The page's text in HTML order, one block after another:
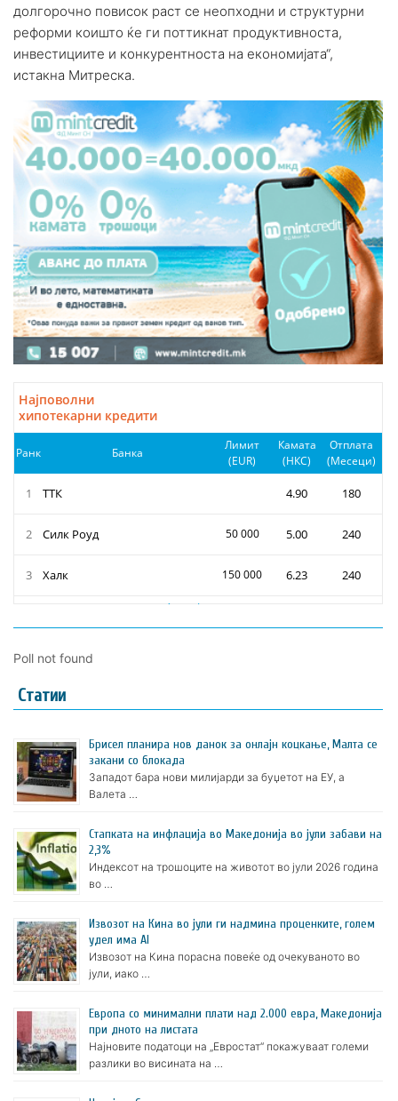
долгорочно повисок раст се неопходни и структурни
реформи коишто ќе ги поттикнат продуктивноста,
инвестициите и конкурентноста на економијата“,
истакна Митреска.
Poll not found
Статии
Брисел планира нов данок за онлајн коцкање, Малта се
закани со блокада
Западот бара нови милијарди за буџетот на ЕУ, а
Валета …
Стапката на инфлација во Македонија во јули забави на
2,3%
Индексот на трошоците на животот во јули 2026 година
во …
Извозот на Кина во јули ги надмина проценките, голем
удел има AI
Извозот на Кина порасна повеќе од очекуваното во
јули, иако …
Европа со минимални плати над 2.000 евра, Македонија
при дното на листата
Најновите податоци на „Евростат“ покажуваат големи
разлики во висината на …